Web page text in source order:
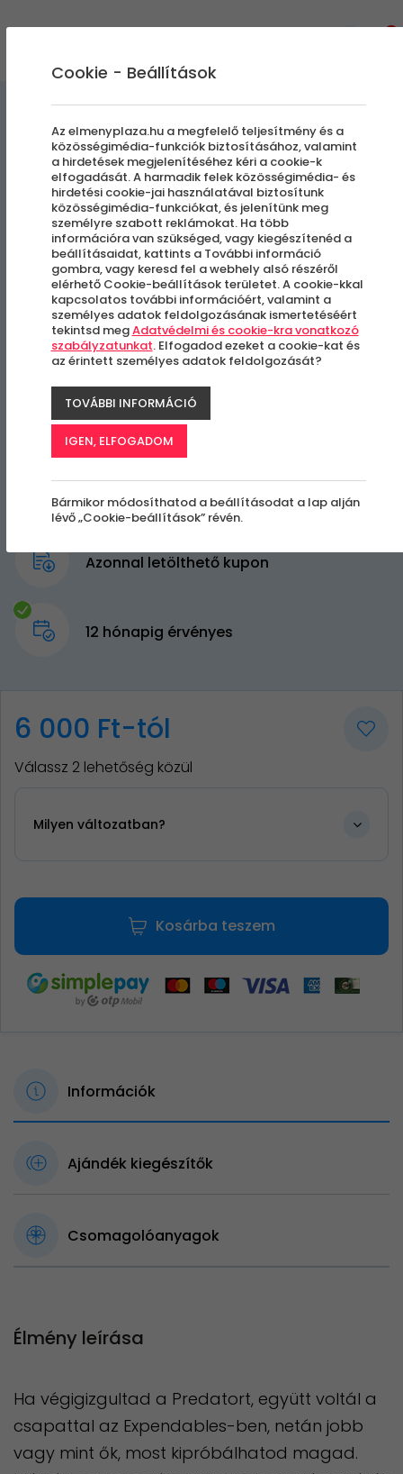
Lézerharc a Mátrában
Mátrafüred
Azonnal letölthető kupon
12 hónapig érvényes
6 000 Ft-tól
Válassz 2 lehetőség közül
Milyen változatban?
Kosárba teszem
Információk
Ajándék kiegészítők
Csomagolóanyagok
Élmény leírása
Ha végigizgultad a Predatort, együtt voltál a
csapattal az Expendables-ben, netán jobb
vagy mint ők, most kipróbálhatod magad.
Cookie - Beállítások
Az elmenyplaza.hu a megfelelő teljesítmény és a
közösségimédia-funkciók biztosításához, valamint
a hirdetések megjelenítéséhez kéri a cookie-k
elfogadását. A harmadik felek közösségimédia- és
hirdetési cookie-jai használatával biztosítunk
közösségimédia-funkciókat, és jelenítünk meg
személyre szabott reklámokat. Ha több
információra van szükséged, vagy kiegészítenéd a
beállításaidat, kattints a További információ
gombra, vagy keresd fel a webhely alsó részéről
elérhető Cookie-beállítások területet. A cookie-kkal
kapcsolatos további információért, valamint a
személyes adatok feldolgozásának ismertetéséért
tekintsd megAdatvédelmi és cookie-kra vonatkozó
szabályzatunkat. Elfogadod ezeket a cookie-kat és
az érintett személyes adatok feldolgozását?
TOVÁBBI INFORMÁCIÓ
IGEN, ELFOGADOM
Bármikor módosíthatod a beállításodat a lap alján
lévő „Cookie-beállítások” révén.